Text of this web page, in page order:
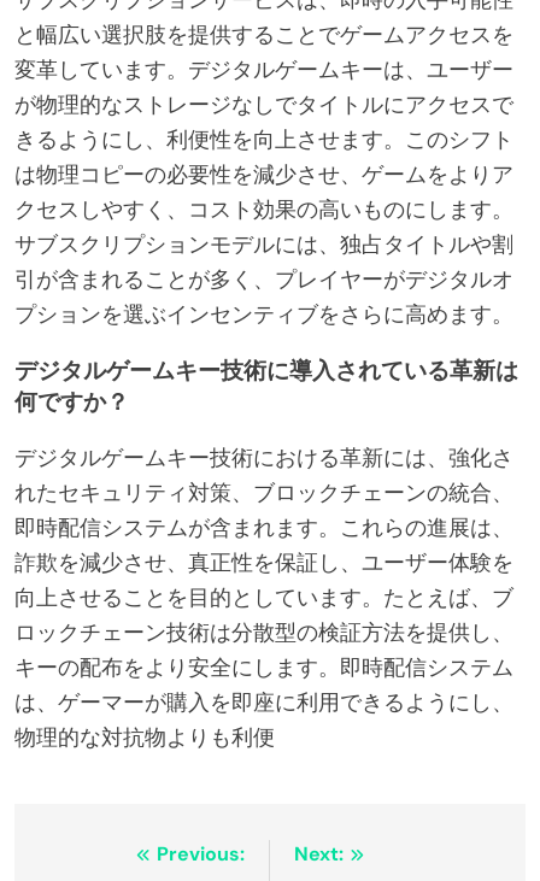
と幅広い選択肢を提供することでゲームアクセスを
変革しています。デジタルゲームキーは、ユーザー
が物理的なストレージなしでタイトルにアクセスで
きるようにし、利便性を向上させます。このシフト
は物理コピーの必要性を減少させ、ゲームをよりア
クセスしやすく、コスト効果の高いものにします。
サブスクリプションモデルには、独占タイトルや割
引が含まれることが多く、プレイヤーがデジタルオ
プションを選ぶインセンティブをさらに高めます。
デジタルゲームキー技術に導入されている革新は
何ですか？
デジタルゲームキー技術における革新には、強化さ
れたセキュリティ対策、ブロックチェーンの統合、
即時配信システムが含まれます。これらの進展は、
詐欺を減少させ、真正性を保証し、ユーザー体験を
向上させることを目的としています。たとえば、ブ
ロックチェーン技術は分散型の検証方法を提供し、
キーの配布をより安全にします。即時配信システム
は、ゲーマーが購入を即座に利用できるようにし、
物理的な対抗物よりも利便
Post navigation
Previous:
Next: